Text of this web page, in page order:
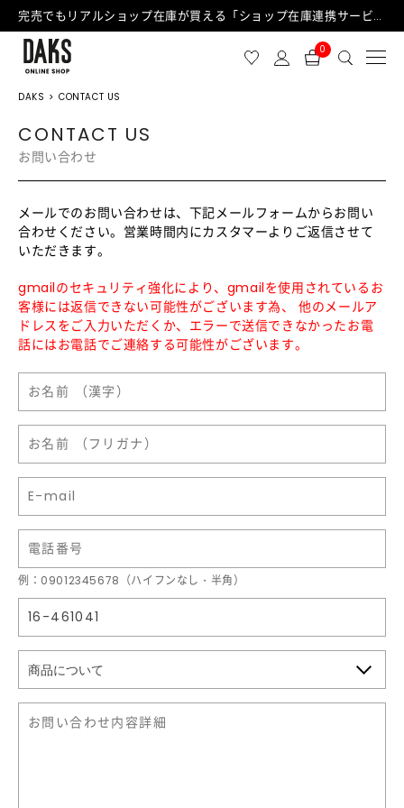
完売でもリアルショップ在庫が買える「ショップ在庫連携サービス」が日中もご利用可能になりました！
0
DAKS CONTACT US
CONTACT US
お問い合わせ
メールでのお問い合わせは、下記メールフォームからお問い
合わせください。営業時間内にカスタマーよりご返信させて
いただきます。
gmailのセキュリティ強化により、gmailを使用されているお
客様には返信できない可能性がございます為、 他のメールア
ドレスをご入力いただくか、エラーで送信できなかったお電
話にはお電話でご連絡する可能性がございます。
例：09012345678（ハイフンなし・半角）